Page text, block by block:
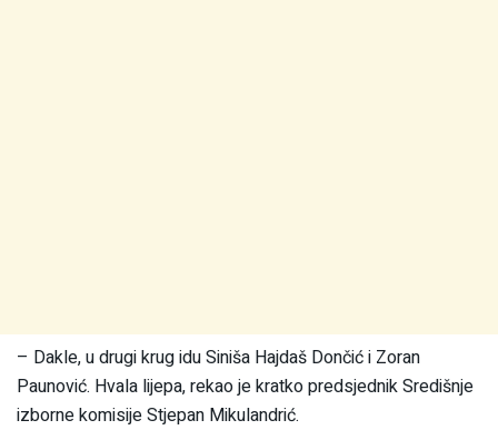
– Dakle, u drugi krug idu Siniša Hajdaš Dončić i Zoran
Paunović. Hvala lijepa, rekao je kratko predsjednik Središnje
izborne komisije Stjepan Mikulandrić.